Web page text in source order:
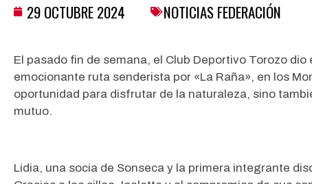
29 OCTUBRE 2024 NOTICIAS FEDERACIÓN
El pasado fin de semana, el Club Deportivo Torozo
emocionante ruta senderista por «La Raña», en los
oportunidad para disfrutar de la naturaleza, sino
mutuo.
Lidia, una socia de Sonseca y la primera integrante